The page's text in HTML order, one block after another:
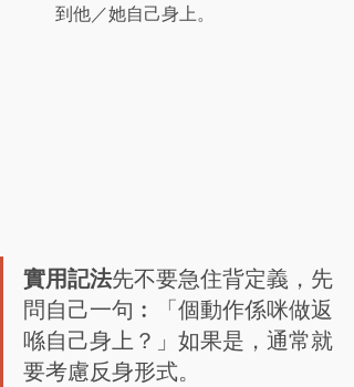
到他／她自己身上。
實用記法先不要急住背定義，先
問自己一句︰「個動作係咪做返
喺自己身上？」如果是，通常就
要考慮反身形式。